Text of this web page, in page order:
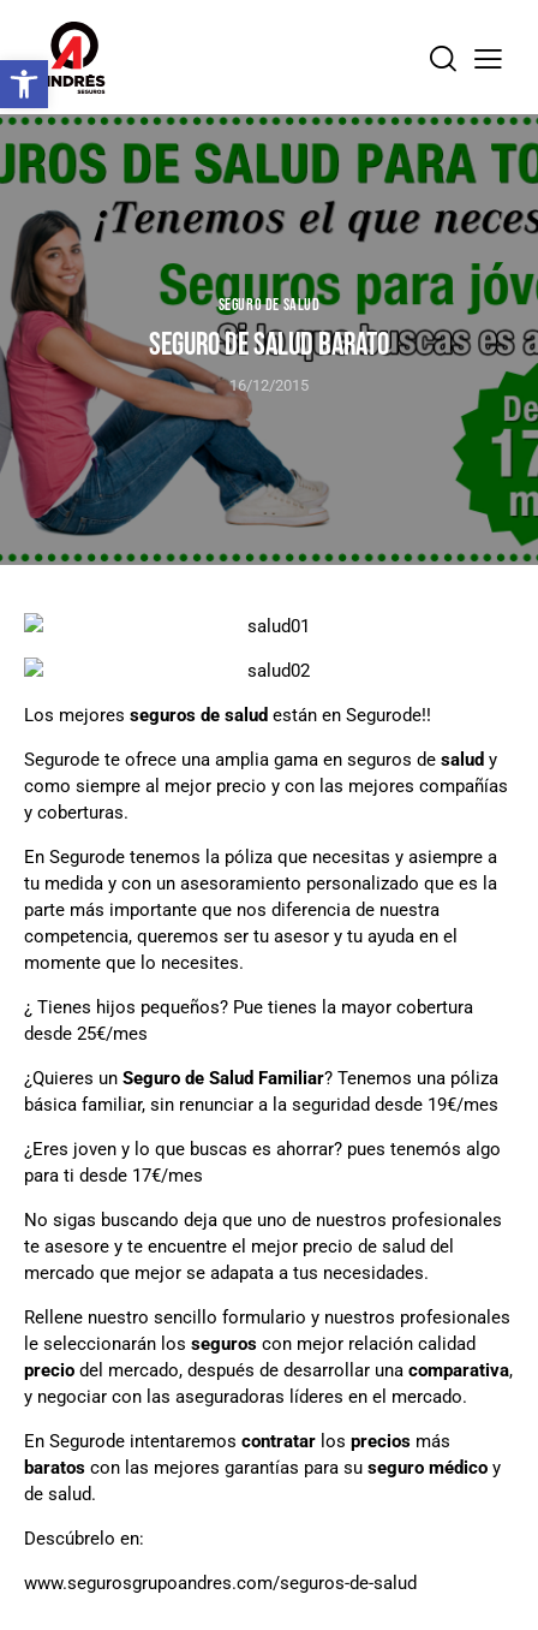
SEGURO DE SALUD
SEGURO DE SALUD BARATO
16/12/2015
Los mejores seguros de salud están en Segurode!!
Segurode te ofrece una amplia gama en seguros de salud y
como siempre al mejor precio y con las mejores compañías
y coberturas.
En Segurode tenemos la póliza que necesitas y asiempre a
tu medida y con un asesoramiento personalizado que es la
parte más importante que nos diferencia de nuestra
competencia, queremos ser tu asesor y tu ayuda en el
momente que lo necesites.
¿ Tienes hijos pequeños? Pue tienes la mayor cobertura
desde 25€/mes
¿Quieres un Seguro de Salud Familiar? Tenemos una póliza
básica familiar, sin renunciar a la seguridad desde 19€/mes
¿Eres joven y lo que buscas es ahorrar? pues tenemós algo
para ti desde 17€/mes
No sigas buscando deja que uno de nuestros profesionales
te asesore y te encuentre el mejor precio de salud del
mercado que mejor se adapata a tus necesidades.
Rellene nuestro sencillo formulario y nuestros profesionales
le seleccionarán los seguros con mejor relación calidad
precio del mercado, después de desarrollar una comparativa,
y negociar con las aseguradoras líderes en el mercado.
En Segurode intentaremos contratar los precios más
baratos con las mejores garantías para su seguro médico y
de salud.
Descúbrelo en:
www.segurosgrupoandres.com/seguros-de-salud
Abrir barra de herramientas